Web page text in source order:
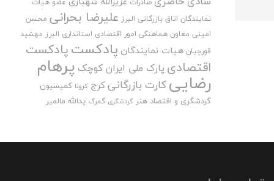
نمایندگان اتاق بازرگانی البرز علیرضا بحرانی محسن
امینی معاون هماهنگی امور اقتصادی استانداری البرز مهشید
قورچیان هیات نمایندگان پادکستپادکست
اقتصادی پارک ملی ایران کوچک پرهام
رضاییکارت بازرگانیکرج کرونا کمیسیون
گردشگری و اقتصاد هنر گردشگری گمرک یدالله مالمیر